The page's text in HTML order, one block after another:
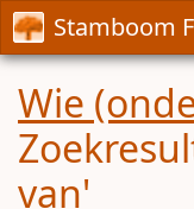
Stamboom
Wie
van'